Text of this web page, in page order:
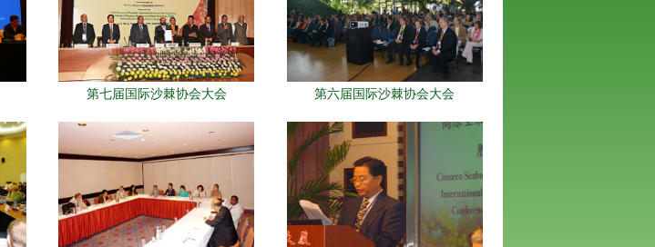
第七届国际沙棘协会大会 第六届国际沙棘协会大会